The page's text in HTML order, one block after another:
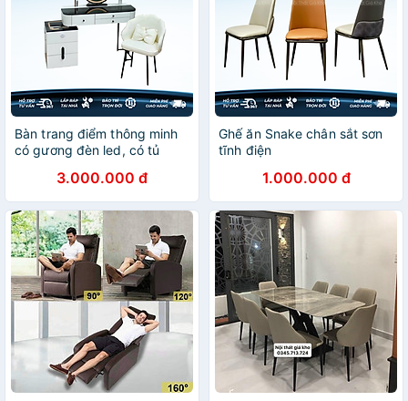
Bàn trang điểm thông minh
có gương đèn led, có tủ
thoại màu trắng, màu xám
3.000.000 đ
Ghế ăn Snake chân sắt sơn
tĩnh điện
1.000.000 đ